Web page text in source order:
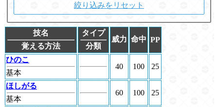
絞り込みをリセット
技名
覚える方法
タイプ
分類
威力 命中 PP
ひのこ
基本
40 100 25
ほしがる
基本
60 100 25